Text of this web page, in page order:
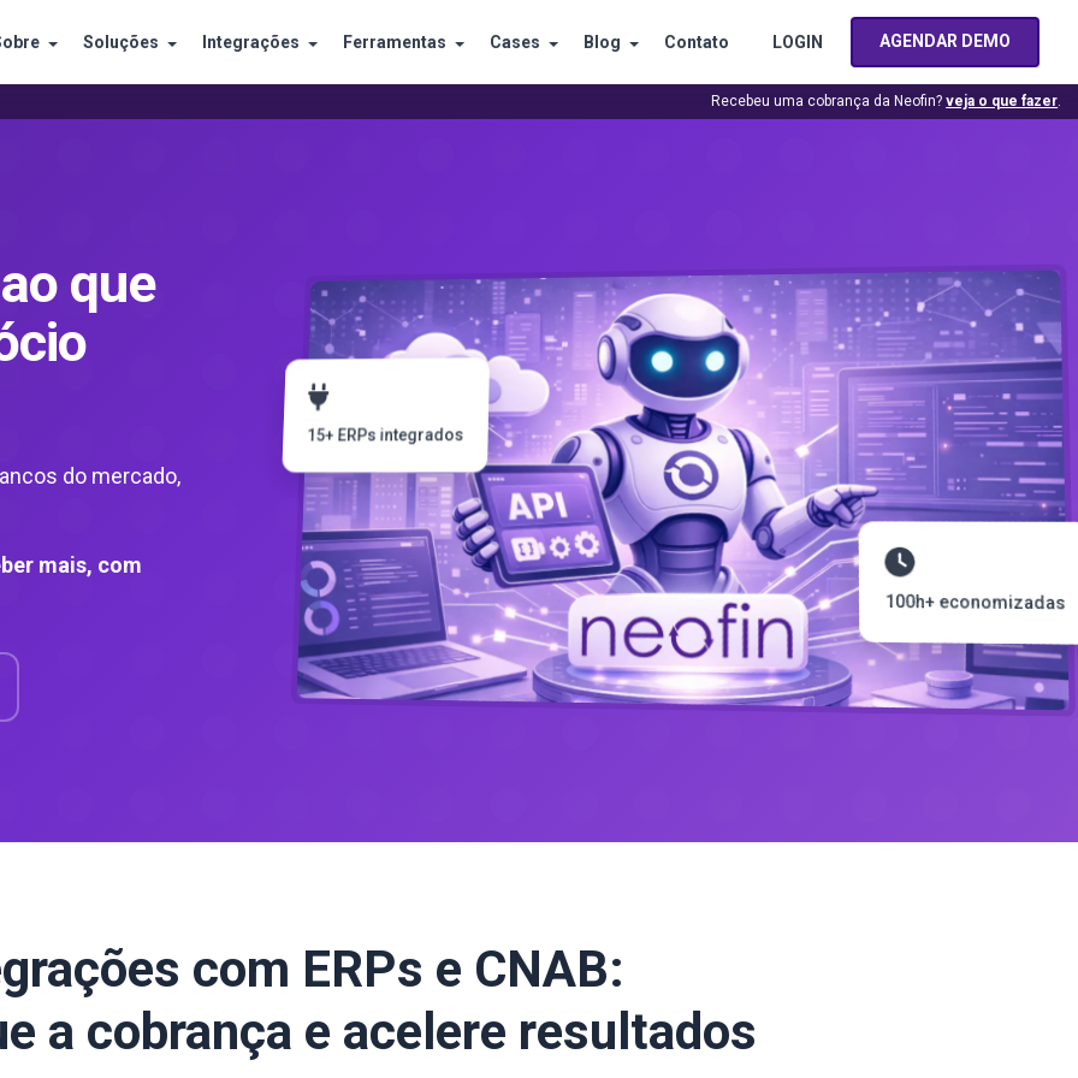
Soluções Integrações Ferramentas Cases Blog Contato LOGIN AGENDAR DEMO
Recebeu uma cobrança da Neofin?veja o que fazer.
que
do mercado,
mais, com
15+ ERPs integrados
100h+ economizadas
com ERPs e CNAB:
a cobrança e acelere resultados